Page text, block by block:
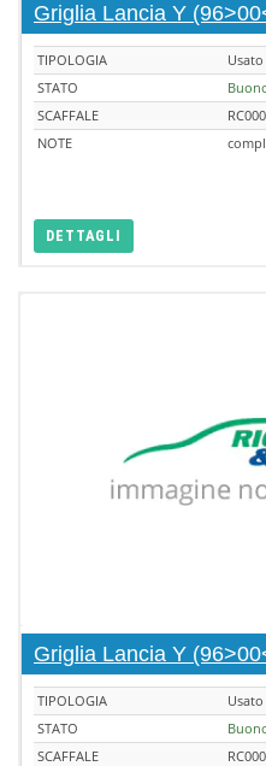
Griglia Lancia Y
TIPOLOGIA
Usato
STATO
SCAFFALE
NOTE
DETTAGLI
Griglia Lancia Y
TIPOLOGIA
Usato
STATO
SCAFFALE